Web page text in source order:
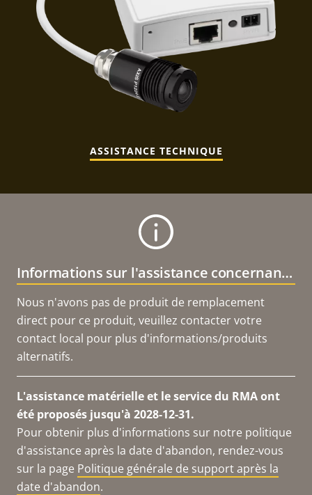
ASSISTANCE TECHNIQUE
Informations sur l'assistance concernant le produit
Nous n'avons pas de produit de remplacement
direct pour ce produit, veuillez contacter votre
contact local pour plus d'informations/produits
alternatifs.
L'assistance matérielle et le service du RMA ont
été proposés jusqu'à 2028-12-31.
Pour obtenir plus d'informations sur notre politique
d'assistance après la date d'abandon, rendez-vous
sur la page Politique générale de support après la
date d'abandon.